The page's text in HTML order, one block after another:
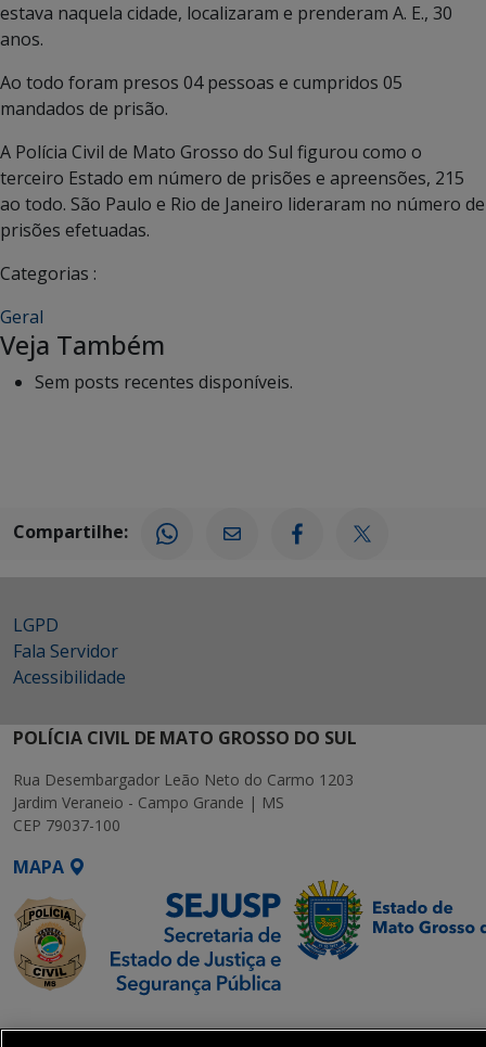
estava naquela cidade, localizaram e prenderam A. E., 30
anos.
Ao todo foram presos 04 pessoas e cumpridos 05
mandados de prisão.
A Polícia Civil de Mato Grosso do Sul figurou como o
terceiro Estado em número de prisões e apreensões, 215
ao todo. São Paulo e Rio de Janeiro lideraram no número de
prisões efetuadas.
Categorias :
Geral
Veja Também
Sem posts recentes disponíveis.
Compartilhe:
LGPD
Fala Servidor
Acessibilidade
POLÍCIA CIVIL DE MATO GROSSO DO SUL
Rua Desembargador Leão Neto do Carmo 1203
Jardim Veraneio - Campo Grande | MS
CEP 79037-100
MAPA